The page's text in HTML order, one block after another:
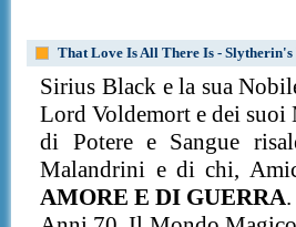
That Love Is All There Is -
Sirius Black e la sua
Lord Voldemort e dei
di Potere e Sangue
Malandrini e di chi,
AMORE E DI GUERRA.